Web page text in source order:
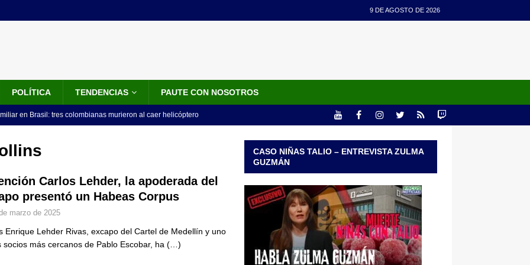
9 DE AGOSTO DE 2026
POLÍTICA TENDENCIAS PAUTE CON NOSOTROS
en Brasil: tres colombianas murieron al caer helicóptero
18 ministros que posesionó Abelardo De La Espriella: nombres,
de De La Espriella: trasladan a 117 presos de alto perfil; estos
anuncia paquete de US$1.000 millones para fortalecer la
de la Espriella
Carlos Lehder, la apoderada del
presentó un Habeas Corpus
marzo de 2025
Enrique Lehder Rivas, excapo del Cartel de Medellín y uno
socios más cercanos de Pablo Escobar, ha (…)
CASO NIÑAS TALIO – ENTREVISTA ZULMA
GUZMÁN